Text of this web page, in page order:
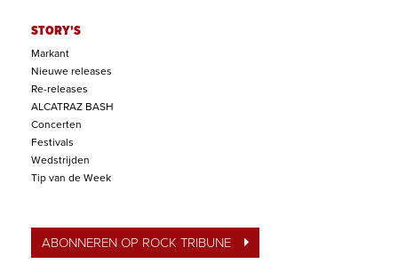
STORY'S
Markant
Nieuwe releases
Re-releases
ALCATRAZ BASH
Concerten
Festivals
Wedstrijden
Tip van de Week
ABONNEREN OP ROCK TRIBUNE